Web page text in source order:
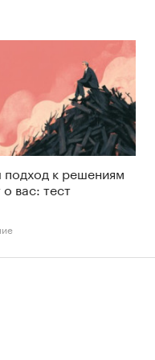
к решениям
вас: тест